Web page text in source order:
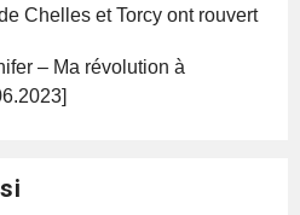
Chelles et Torcy ont rouvert
– Ma révolution à